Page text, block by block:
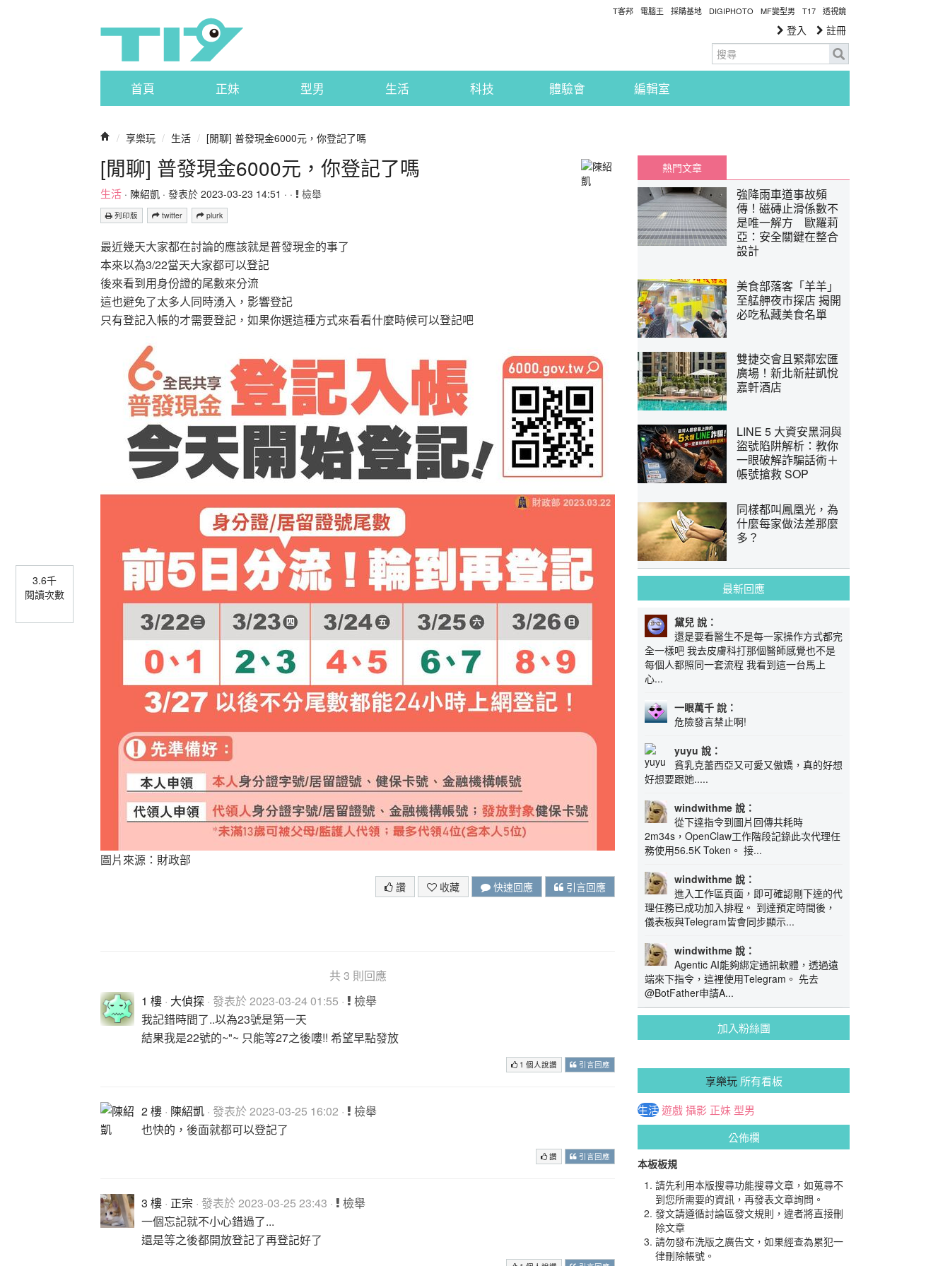
T客邦 電腦王 採購基地 DIGIPHOTO MF變型男 T17 透視鏡
登入 註冊
首頁 正妹 型男 生活 科技 體驗會 編輯室
/ 享樂玩 / 生活 / [閒聊] 普發現金6000元，你登記了嗎
[閒聊] 普發現金6000元，你登記了嗎
生活 · 陳紹凱 · 發表於 2023-03-23 14:51 · · 檢舉
列印版 twitter plurk
3.6千
閱讀次數
最近幾天大家都在討論的應該就是普發現金的事了
本來以為3/22當天大家都可以登記
後來看到用身份證的尾數來分流
這也避免了太多人同時湧入，影響登記
只有登記入帳的才需要登記，如果你選這種方式來看看什麼時候可以登記吧
圖片來源：財政部
讚 收藏 快速回應 引言回應
共 3 則回應
1 樓 · 大偵探 · 發表於 2023-03-24 01:55 ·
檢舉
我記錯時間了..以為23號是第一天
結果我是22號的~"~ 只能等27之後嘍!! 希望早點發放
1 個人說讚 引言回應
2 樓 · 陳紹凱 · 發表於 2023-03-25 16:02 ·
檢舉
也快的，後面就都可以登記了
讚 引言回應
3 樓 · 正宗 · 發表於 2023-03-25 23:43 ·
檢舉
一個忘記就不小心錯過了...
還是等之後都開放登記了再登記好了
熱門文章
強降雨車道事故頻
傳！磁磚止滑係數不
是唯一解方 歐羅莉
亞：安全關鍵在整合
設計
美食部落客「羊羊」
至艋舺夜市探店 揭開
必吃私藏美食名單
雙捷交會且緊鄰宏匯
廣場！新北新莊凱悅
嘉軒酒店
LINE 5 大資安黑洞與
盜號陷阱解析：教你
一眼破解詐騙話術＋
帳號搶救 SOP
同樣都叫鳳凰光，為
什麼每家做法差那麼
多？
最新回應
黛兒 說：
還是要看醫生不是每一家操作方式都完
全一樣吧 我去皮膚科打那個醫師感覺也不是
每個人都照同一套流程 我看到這一台馬上
心...
一眼萬千 說：
危險發言禁止啊!
yuyu 說：
貧乳克蕾西亞又可愛又傲嬌，真的好想
好想要跟她.....
windwithme 說：
從下達指令到圖片回傳共耗時
2m34s，OpenClaw工作階段記錄此次代理任
務使用56.5K Token。 接...
windwithme 說：
進入工作區頁面，即可確認剛下達的代
理任務已成功加入排程。 到達預定時間後，
儀表板與Telegram皆會同步顯示...
windwithme 說：
Agentic AI能夠綁定通訊軟體，透過遠
端來下指令，這裡使用Telegram。 先去
@BotFather申請A...
加入粉絲團
享樂玩所有看板
生活遊戲攝影 正妹 型男
公佈欄
本板板規
請先利用本版搜尋功能搜尋文章，如蒐尋不
到您所需要的資訊，再發表文章詢問。
發文請遵循討論區發文規則，違者將直接刪
除文章
請勿發布洗版之廣告文，如果經查為累犯一
律刪除帳號。